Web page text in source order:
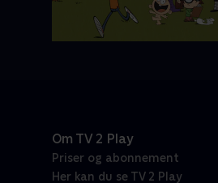
Om TV 2 Play
Priser og abonnement
Her kan du se TV 2 Play